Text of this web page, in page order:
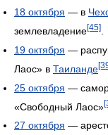
18 октября — в
землевладение[45]
19 октября —
Лаос» в Таиланде
25 октября —
«Свободный Лаос»
27 октября —